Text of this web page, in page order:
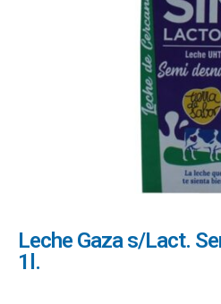
Leche Gaza s/Lact.
1l.